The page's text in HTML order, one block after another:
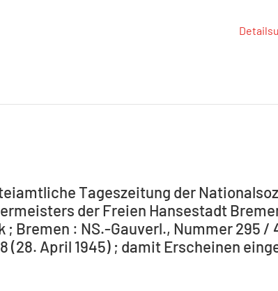
Tageszeitung der
der Freien Hansestadt
Bremen : NS.-Gauverl., Nummer 295 /
(28. April 1945) ; damit Erscheinen